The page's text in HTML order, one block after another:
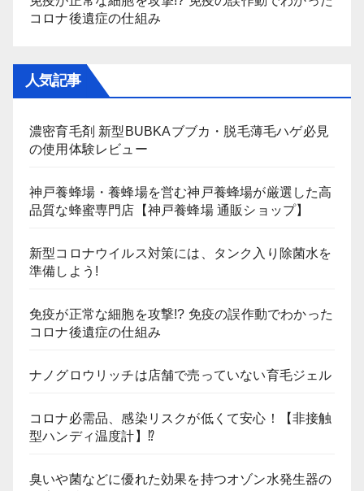
コロナ後遺症の仕組み
人気記事
濃密育毛剤 新型BUBKAブブカ・脱毛薄毛ハゲ必見
の使用体験レビュー
神戸養蜂場・養蜂場を営む神戸養蜂場が厳選した高
品質な蜂蜜専門店【神戸養蜂場 通販ショップ】
新型コロナウイルス対策には、タンク入り除菌水を
準備しよう!
免疫が正常な細胞を攻撃!? 免疫の誤作動でわかった
コロナ後遺症の仕組み
ナノグロウリッチは店舗で売っていない育毛ジェル
コロナ必需品、感染リスクが低くて安心！【非接触
型ハンディ温度計】⁉
臭いや菌などに優れた効果を持つオゾン水発生器の